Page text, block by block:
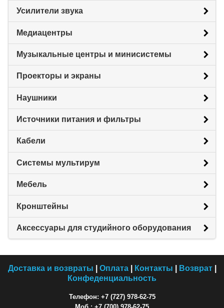
Усилители звука
Медиацентры
Музыкальные центры и минисистемы
Проекторы и экраны
Наушники
Источники питания и фильтры
Кабели
Системы мультирум
Мебель
Кронштейны
Аксессуары для студийного оборудования
Доставка и возвраты Оплата| Контакты Возврат|
Конфеденциальность
Телефон: +7 (727) 978-62-75